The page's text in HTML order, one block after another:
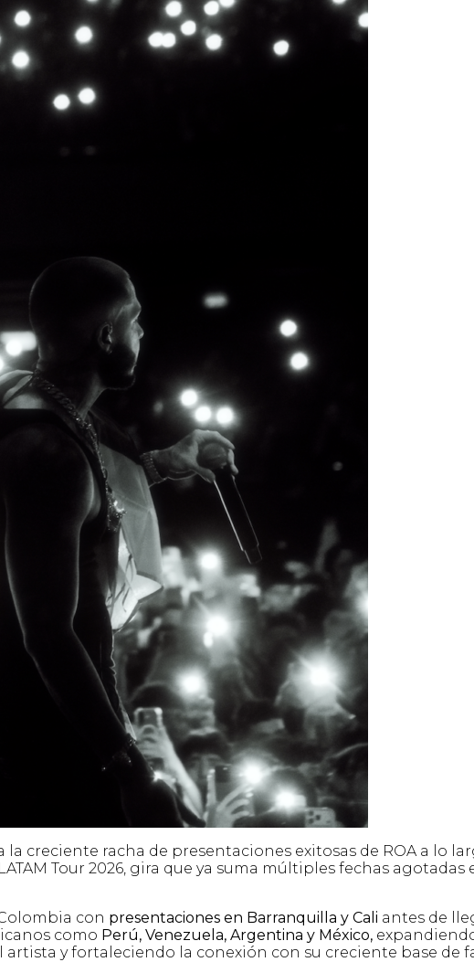
creciente racha de presentaciones exitosas de ROA a lo
Tour 2026, gira que ya suma múltiples fechas agotadas
con presentaciones en Barranquilla y Cali antes de
como Perú, Venezuela, Argentina y México,
y fortaleciendo la conexión con su creciente base de